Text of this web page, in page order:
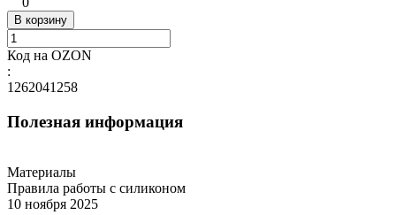
В корзину
Код на OZON
:
1262041258
Полезная информация
Материалы
Правила работы с силиконом
10 ноября 2025